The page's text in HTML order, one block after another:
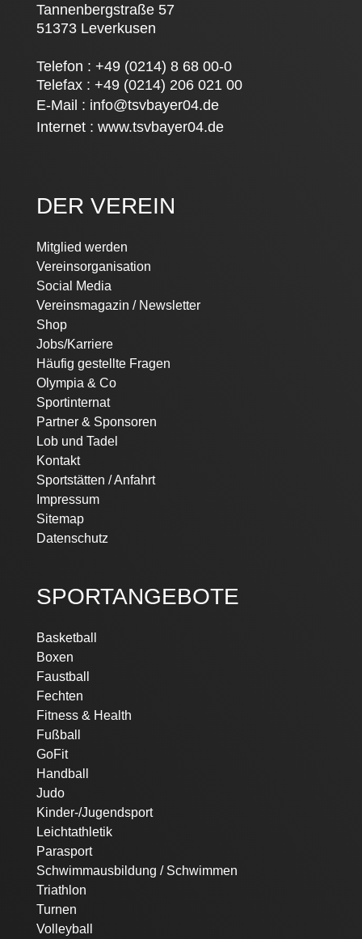
Tannenbergstraße 57
51373 Leverkusen
Telefon : +49 (0214) 8 68 00-0
Telefax : +49 (0214) 206 021 00
E-Mail : info@tsvbayer04.de
Internet : www.tsvbayer04.de
DER VEREIN
Navigation
überspringen
Mitglied werden
Vereinsorganisation
Social Media
Vereinsmagazin / Newsletter
Shop
Jobs/Karriere
Häufig gestellte Fragen
Olympia & Co
Sportinternat
Partner & Sponsoren
Lob und Tadel
Kontakt
Sportstätten / Anfahrt
Impressum
Sitemap
Datenschutz
SPORTANGEBOTE
Navigation
überspringen
Basketball
Boxen
Faustball
Fechten
Fitness & Health
Fußball
GoFit
Handball
Judo
Kinder-/Jugendsport
Leichtathletik
Parasport
Schwimmausbildung / Schwimmen
Triathlon
Turnen
Volleyball